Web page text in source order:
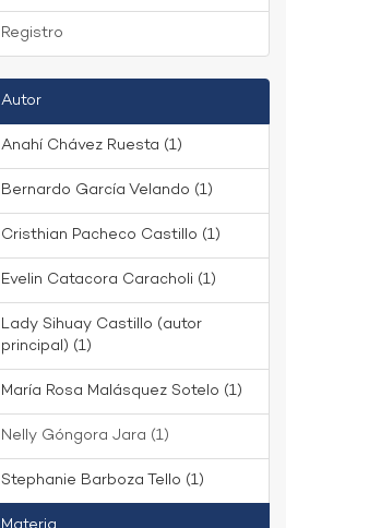
Registro
Autor
Anahí Chávez Ruesta (1)
Bernardo García Velando (1)
Cristhian Pacheco Castillo (1)
Evelin Catacora Caracholi (1)
Lady Sihuay Castillo (autor
principal) (1)
María Rosa Malásquez Sotelo (1)
Nelly Góngora Jara (1)
Stephanie Barboza Tello (1)